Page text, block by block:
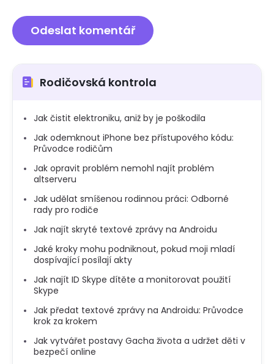
Rodičovská kontrola
Jak čistit elektroniku, aniž by je poškodila
Jak odemknout iPhone bez přístupového kódu:
Průvodce rodičům
Jak opravit problém nemohl najít problém
altserveru
Jak udělat smíšenou rodinnou práci: Odborné
rady pro rodiče
Jak najít skryté textové zprávy na Androidu
Jaké kroky mohu podniknout, pokud moji mladí
dospívající posílají akty
Jak najít ID Skype dítěte a monitorovat použití
Skype
Jak předat textové zprávy na Androidu: Průvodce
krok za krokem
Jak vytvářet postavy Gacha života a udržet děti v
bezpečí online